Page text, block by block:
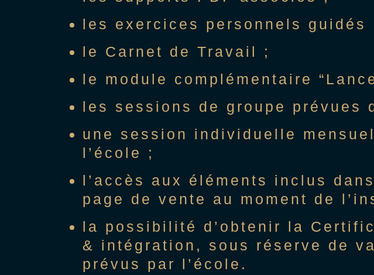
les exercices personnels guidés
le Carnet de Travail ;
le module complémentaire
les sessions de groupe prévues
une session individuelle
l’école ;
l’accès aux éléments inclus
page de vente au moment de
la possibilité d’obtenir la
& intégration, sous réserve de
prévus par l’école.